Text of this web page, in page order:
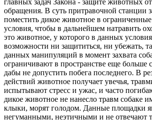
обращения. В суть притравочной станции
поместить дикое животное в
условия, чтобы в дальнейшем натравить
это животное, у которого в данных
возможности ни защититься, ни убежать,
данных манипуляций в момент захвата
ограничивают в пространстве еще больше
дабы не допустить побега последнего. В
действий животное получает увечья,
испытывают стресс и ужас, и часто
дикое животное не нанесло травм собаке
клыки, морят голодом. Данные площадки
негуманными, неэтичными и не отвечают